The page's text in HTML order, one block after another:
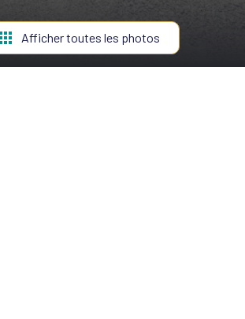
Afficher toutes les photos